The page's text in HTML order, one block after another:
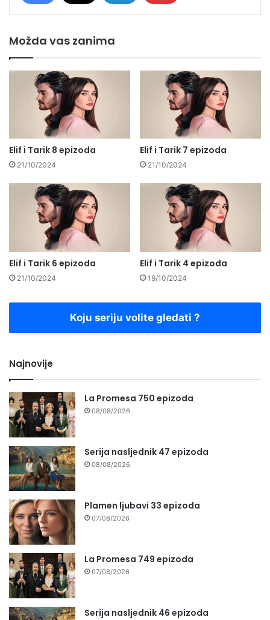
Možda vas zanima
Elif i Tarik 8 epizoda
21/10/2024
Elif i Tarik 7 epizoda
21/10/2024
Elif i Tarik 6 epizoda
21/10/2024
Elif i Tarik 4 epizoda
19/10/2024
Koju seriju volite gledati ?
Najnovije
La Promesa 750 epizoda
08/08/2026
Serija nasljednik 47 epizoda
08/08/2026
Plamen ljubavi 33 epizoda
07/08/2026
La Promesa 749 epizoda
07/08/2026
Serija nasljednik 46 epizoda